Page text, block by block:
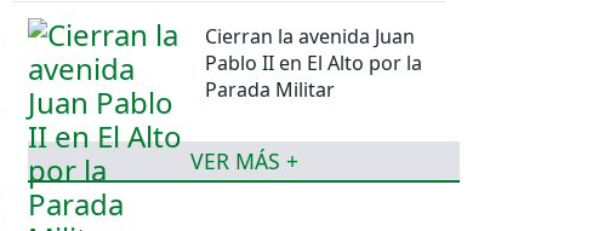
Cierran la avenida Juan
Pablo II en El Alto por la
Parada Militar
VER MÁS +